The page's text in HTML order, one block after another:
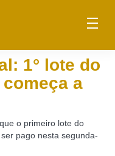
1° lote do
a
o primeiro lote do
pago nesta segunda-